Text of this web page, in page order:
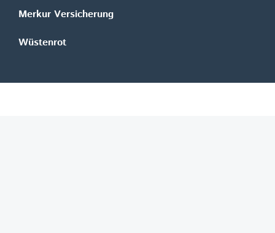
Merkur Versicherung
Wüstenrot